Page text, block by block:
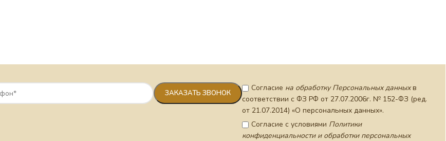
Согласие на обработку Персональных данныхв
соответствии с ФЗ РФ от 27.07.2006г. № 152-ФЗ (ред.
от 21.07.2014) «О персональных данных».
Согласие с условиями Политики
конфиденциальности и обработки персональных